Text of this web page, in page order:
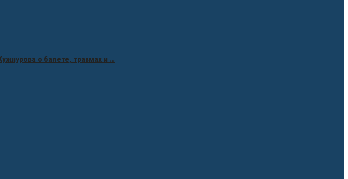
о балете, травмах и …